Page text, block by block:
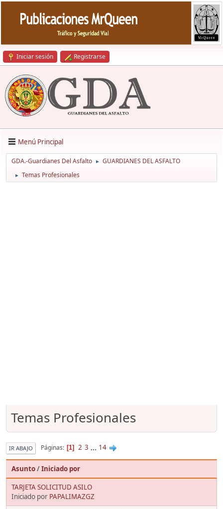
Iniciar sesión Registrarse
Menú Principal
GDA.-Guardianes Del Asfalto ► GUARDIANES DEL ASFALTO
► Temas Profesionales
Temas Profesionales
IR ABAJO Páginas 1 2 3 ... 14
Asunto/Iniciado por
TARJETA SOLICITUD ASILO
Iniciado por PAPALIMAZGZ